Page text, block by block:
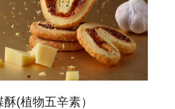
(植物五辛素）